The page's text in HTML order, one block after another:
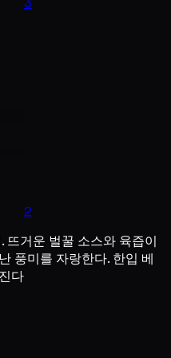
2
뜨거운 벌꿀 소스와 육즙이
풍미를 자랑한다. 한입 베
다